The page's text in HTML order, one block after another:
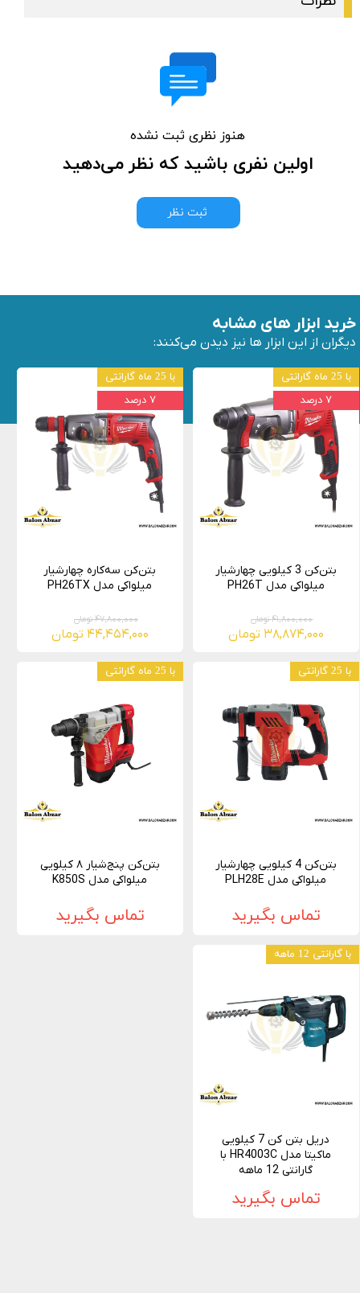
هنوز نظری ثبت نشده
اولین نفری باشید که نظر می‌دهید
ثبت نظر
بتن‌کن 3 کیلویی چهارشیار
میلواکی مدل PH26T
۴۱,۸۰۰,۰۰۰ تومان
۳۸,۸۷۴,۰۰۰ تومان
با 25 ماه گارانتی
۷ درصد
بتن‌کن سه‌کاره چهارشیار
میلواکی مدل PH26TX
۴۷,۸۰۰,۰۰۰ تومان
۴۴,۴۵۴,۰۰۰ تومان
با 25 ماه گارانتی
۷ درصد
بتن‌کن 4 کیلویی چهارشیار
میلواکی مدل PLH28E
تماس بگیرید
با 25 گارانتی
بتن‌کن پنج‌شیار ۸ کیلویی
میلواکی مدل K850S
تماس بگیرید
با 25 ماه گارانتی
دریل بتن کن 7 کیلویی
ماکیتا مدل HR4003C با
گارانتی 12 ماهه
تماس بگیرید
با گارانتی 12 ماهه
خرید ابزار های مشابه
دیگران از این ابزار ها نیز دیدن می‌کنند: